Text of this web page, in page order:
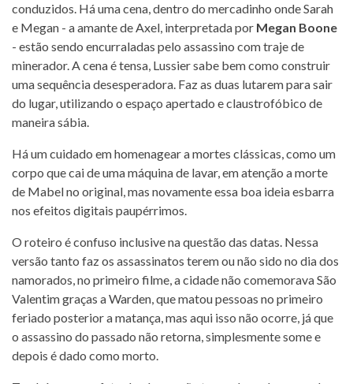
conduzidos. Há uma cena, dentro do mercadinho onde Sarah
e Megan - a amante de Axel, interpretada por Megan Boone
- estão sendo encurraladas pelo assassino com traje de
minerador. A cena é tensa, Lussier sabe bem como construir
uma sequência desesperadora. Faz as duas lutarem para sair
do lugar, utilizando o espaço apertado e claustrofóbico de
maneira sábia.
Há um cuidado em homenagear a mortes clássicas, como um
corpo que cai de uma máquina de lavar, em atenção a morte
de Mabel no original, mas novamente essa boa ideia esbarra
nos efeitos digitais paupérrimos.
O roteiro é confuso inclusive na questão das datas. Nessa
versão tanto faz os assassinatos terem ou não sido no dia dos
namorados, no primeiro filme, a cidade não comemorava São
Valentim graças a Warden, que matou pessoas no primeiro
feriado posterior a matança, mas aqui isso não ocorre, já que
o assassino do passado não retorna, simplesmente some e
depois é dado como morto.